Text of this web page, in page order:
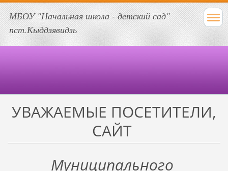
МБОУ "Начальная школа - детский сад"
пст.Кыддзявидзь
УВАЖАЕМЫЕ ПОСЕТИТЕЛИ,
САЙТ
Муниципального